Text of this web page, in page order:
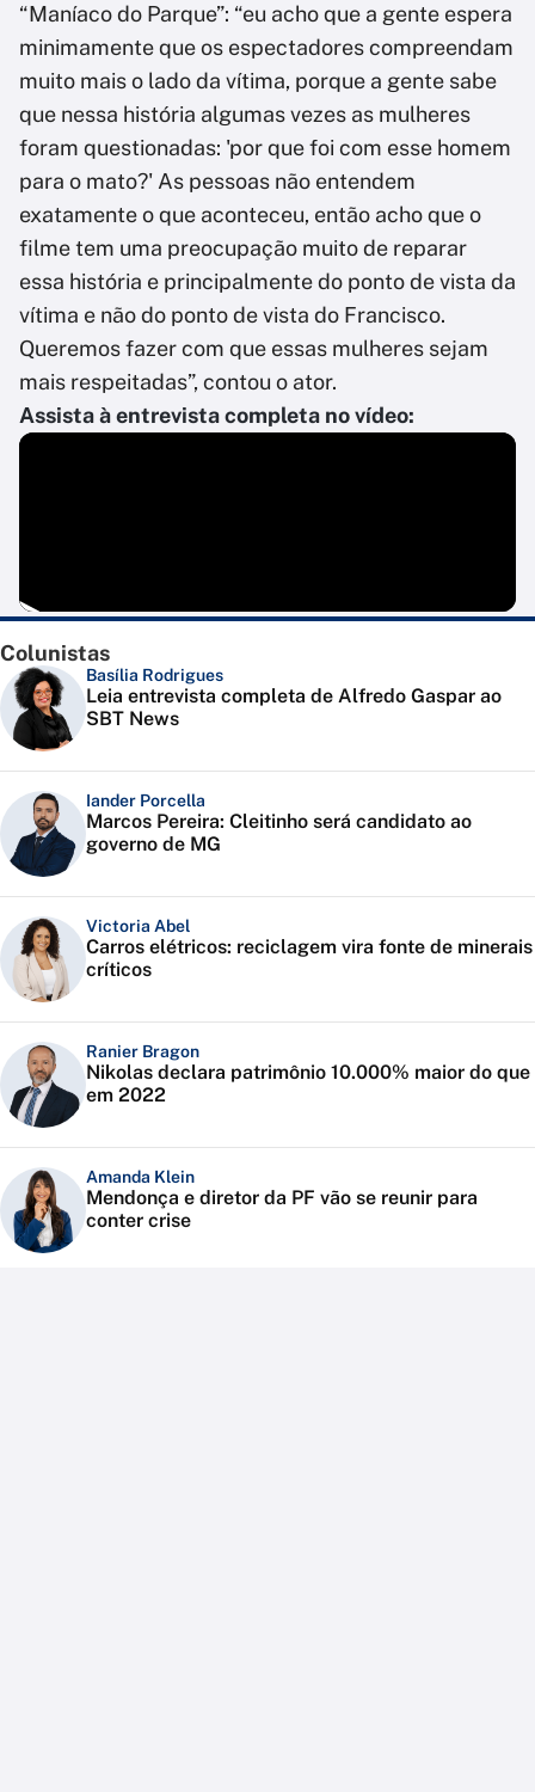
“Maníaco do Parque”: “eu acho que a gente espera
minimamente que os espectadores compreendam
muito mais o lado da vítima, porque a gente sabe
que nessa história algumas vezes as mulheres
foram questionadas: 'por que foi com esse homem
para o mato?' As pessoas não entendem
exatamente o que aconteceu, então acho que o
filme tem uma preocupação muito de reparar
essa história e principalmente do ponto de vista da
vítima e não do ponto de vista do Francisco.
Queremos fazer com que essas mulheres sejam
mais respeitadas”, contou o ator.
Assista à entrevista completa no vídeo:
Colunistas
Basília Rodrigues
Leia entrevista completa de Alfredo Gaspar ao
SBT News
Iander Porcella
Marcos Pereira: Cleitinho será candidato ao
governo de MG
Victoria Abel
Carros elétricos: reciclagem vira fonte de minerais
críticos
Ranier Bragon
Nikolas declara patrimônio 10.000% maior do que
em 2022
Amanda Klein
Mendonça e diretor da PF vão se reunir para
conter crise